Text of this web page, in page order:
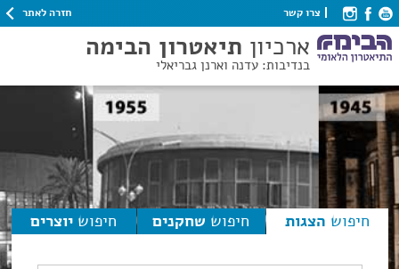
צרו קשר חזרה לאתר
ארכיון תיאטרון הבימה
בנדיבות: עדנה וארנן גבריאלי
חיפוש הצגות חיפוש שחקנים חיפוש יוצרים